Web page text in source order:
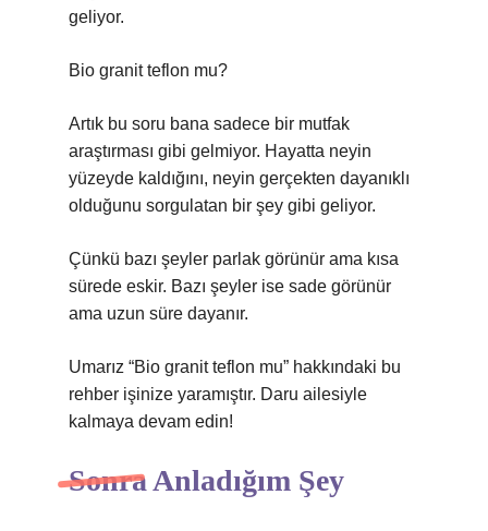
geliyor.
Bio granit teflon mu?
Artık bu soru bana sadece bir mutfak
araştırması gibi gelmiyor. Hayatta neyin
yüzeyde kaldığını, neyin gerçekten dayanıklı
olduğunu sorgulatan bir şey gibi geliyor.
Çünkü bazı şeyler parlak görünür ama kısa
sürede eskir. Bazı şeyler ise sade görünür
ama uzun süre dayanır.
Umarız “Bio granit teflon mu” hakkındaki bu
rehber işinize yaramıştır. Daru ailesiyle
kalmaya devam edin!
Sonra Anladığım Şey